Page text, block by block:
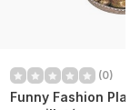
(0)
Funny Fashion